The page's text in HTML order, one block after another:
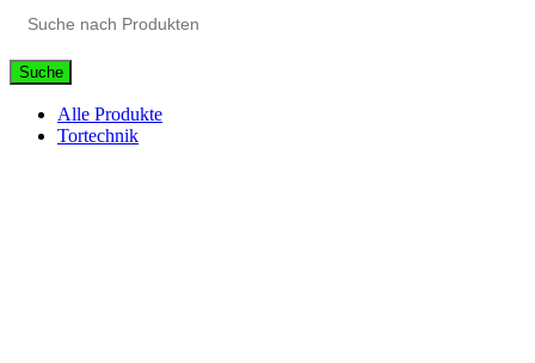
Suche
Alle Produkte
Tortechnik